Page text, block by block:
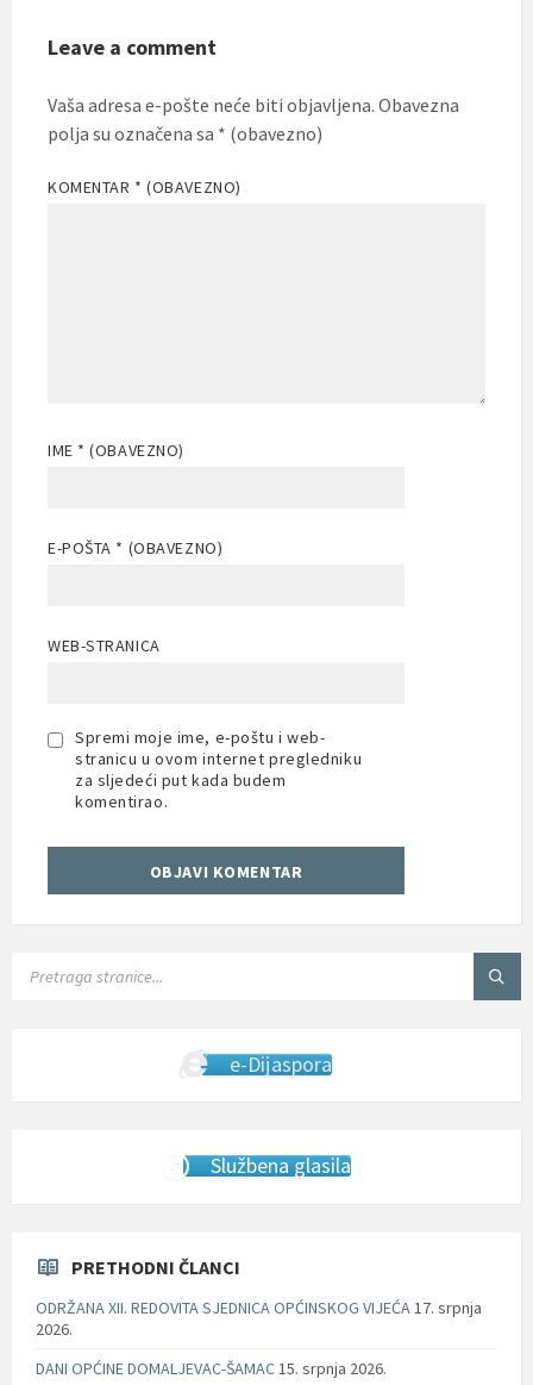
Leave a comment
Vaša adresa e-pošte neće biti objavljena. Obavezna
polja su označena sa * (obavezno)
KOMENTAR * (OBAVEZNO)
IME * (OBAVEZNO)
E-POŠTA * (OBAVEZNO)
WEB-STRANICA
Spremi moje ime, e-poštu i web-
stranicu u ovom internet pregledniku
za sljedeći put kada budem
komentirao.
e-Dijaspora
Službena glasila
PRETHODNI ČLANCI
ODRŽANA XII. REDOVITA SJEDNICA OPĆINSKOG VIJEĆA17. srpnja
2026.
DANI OPĆINE DOMALJEVAC-ŠAMAC15. srpnja 2026.